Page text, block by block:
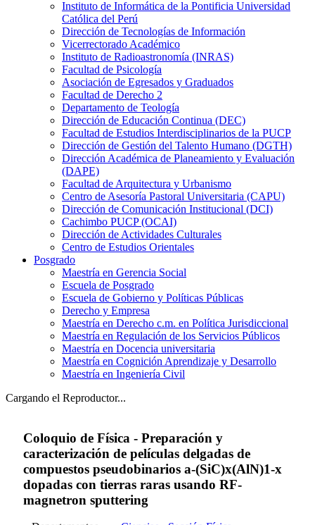
Instituto de Informática de la Pontificia Universidad
Católica del Perú
Dirección de Tecnologías de Información
Vicerrectorado Académico
Instituto de Radioastronomía (INRAS)
Facultad de Psicología
Asociación de Egresados y Graduados
Facultad de Derecho 2
Departamento de Teología
Dirección de Educación Continua (DEC)
Facultad de Estudios Interdisciplinarios de la PUCP
Dirección de Gestión del Talento Humano (DGTH)
Dirección Académica de Planeamiento y Evaluación
(DAPE)
Facultad de Arquitectura y Urbanismo
Centro de Asesoría Pastoral Universitaria (CAPU)
Dirección de Comunicación Institucional (DCI)
Cachimbo PUCP (OCAI)
Dirección de Actividades Culturales
Centro de Estudios Orientales
Posgrado
Maestría en Gerencia Social
Escuela de Posgrado
Escuela de Gobierno y Políticas Públicas
Derecho y Empresa
Maestría en Derecho c.m. en Política Jurisdiccional
Maestría en Regulación de los Servicios Públicos
Maestría en Docencia universitaria
Maestría en Cognición Aprendizaje y Desarrollo
Maestría en Ingeniería Civil
Cargando el Reproductor...
Coloquio de Física - Preparación y
caracterización de películas delgadas de
compuestos pseudobinarios a-(SiC)x(AlN)1-x
dopadas con tierras raras usando RF-
magnetron sputtering